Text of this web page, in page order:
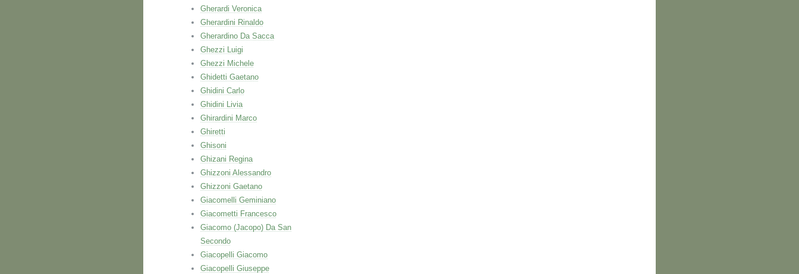
Gherardi Veronica
Gherardini Rinaldo
Gherardino Da Sacca
Ghezzi Luigi
Ghezzi Michele
Ghidetti Gaetano
Ghidini Carlo
Ghidini Livia
Ghirardini Marco
Ghiretti
Ghisoni
Ghizani Regina
Ghizzoni Alessandro
Ghizzoni Gaetano
Giacomelli Geminiano
Giacometti Francesco
Giacomo (Jacopo) Da San
Secondo
Giacopelli Giacomo
Giacopelli Giuseppe